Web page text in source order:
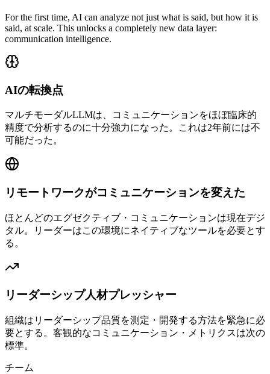
For the first time, AI can analyze not just what is said, but how it is
said, at scale. This unlocks a completely new data layer:
communication intelligence.
AIの転換点
マルチモーダルLLMは、コミュニケーションをほぼ臨床的
精度で分析するのに十分強力になった。これは2年前には不
可能だった。
リモートワークがコミュニケーションを変えた
ほとんどのエグゼクティブ・コミュニケーションは現在デジ
タル。リーダーはこの環境にネイティブなツールを必要とす
る。
リーダーシップ人材プレッシャー
組織はリーダーシップ品質を測定・開発する方法を緊急に必
要とする。客観的なコミュニケーション・メトリクスは次の
標準。
チーム